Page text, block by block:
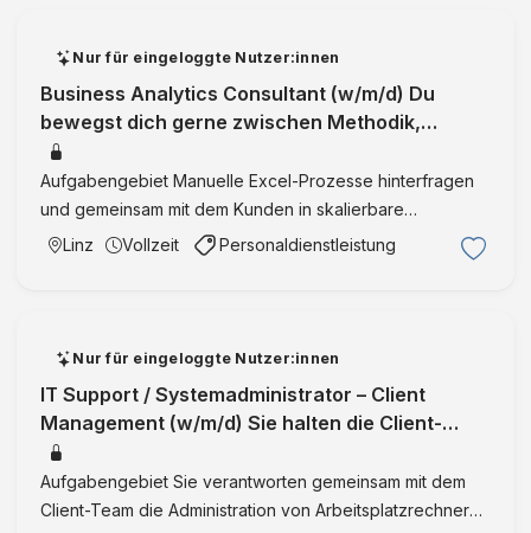
Nur für eingeloggte Nutzer:innen
Business Analytics Consultant (w/m/d) Du
bewegst dich gerne zwischen Methodik,
Software und Kundenberatung Wien, Linz, W
Aufgabengebiet Manuelle Excel-Prozesse hinterfragen
und gemeinsam mit dem Kunden in skalierbare
Softwarelösungen überführen Unterstützung von Kunden
bei Fragestellungen wie: Welche Auswirkungen hat eine
Linz Vollzeit Personaldienstleistung
Nur für eingeloggte Nutzer:innen
IT Support / Systemadministrator – Client
Management (w/m/d) Sie halten die Client-
Landschaft am Laufen – und bringen IT
Aufgabengebiet Sie verantworten gemeinsam mit dem
Client-Team die Administration von Arbeitsplatzrechnern